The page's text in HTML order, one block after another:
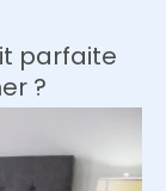
parfaite
?